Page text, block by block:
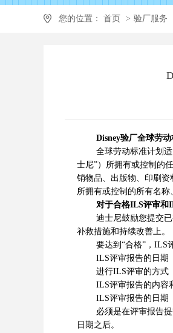
您的位置： 首页 > 验厂服务
Disney验厂全球劳动
全球劳动标准计划适用
士尼”）所拥有或控制的
销物品、出版物、印刷资
所拥有或控制的所有名称
对于合格ILS评审和
迪士尼鼓励您提交已有
补救措施和持续改善上。
要达到“合格”，ILS评
ILS评审报告的日期
进行ILS评审的方式
ILS评审报告的内容
ILS评审报告的日期
必须是在评审报告提交
日期之后。